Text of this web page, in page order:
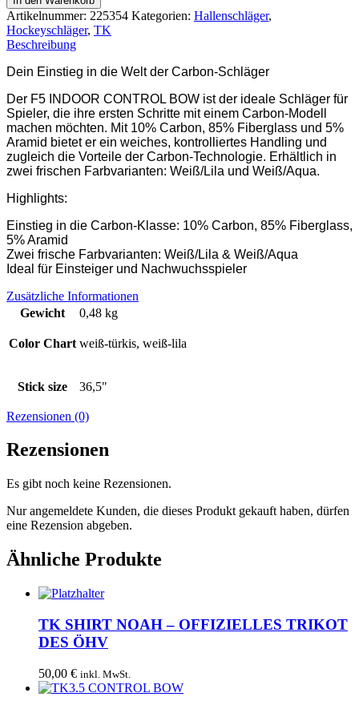
CONTROL
BOW
Artikelnummer: 225354 Kategorien: Hallenschläger,
Hockeyschläger, TK
Beschreibung
Dein Einstieg in die Welt der Carbon-Schläger
Der F5 INDOOR CONTROL BOW ist der ideale Schläger für
Spieler, die ihre ersten Schritte mit einem Carbon-Modell
machen möchten. Mit 10% Carbon, 85% Fiberglass und 5%
Aramid bietet er ein weiches, kontrolliertes Handling und
zugleich die Vorteile der Carbon-Technologie. Erhältlich in
zwei frischen Farbvarianten: Weiß/Lila und Weiß/Aqua.
Highlights:
Einstieg in die Carbon-Klasse: 10% Carbon, 85% Fiberglass,
5% Aramid
Zwei frische Farbvarianten: Weiß/Lila & Weiß/Aqua
Ideal für Einsteiger und Nachwuchsspieler
Zusätzliche Informationen
Gewicht
0,48 kg
Color Chart weiß-türkis, weiß-lila
Stick size 36,5"
Rezensionen (0)
Rezensionen
Es gibt noch keine Rezensionen.
Nur angemeldete Kunden, die dieses Produkt gekauft haben, dürfen
eine Rezension abgeben.
Ähnliche Produkte
TK SHIRT NOAH – OFFIZIELLES TRIKOT
DES ÖHV
50,00 € inkl. MwSt.